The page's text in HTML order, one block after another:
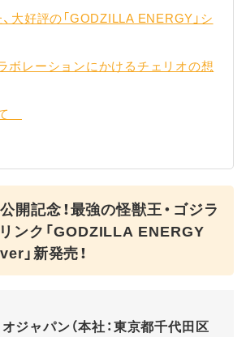
大好評の「GODZILLA ENERGY」シ
ボレーションにかけるチェリオの想
開記念！最強の怪獣王・ゴジラ
ンク「GODZILLA ENERGY
」新発売！
ジャパン（本社：東京都千代田区